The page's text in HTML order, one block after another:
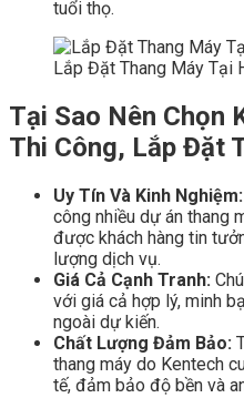
tuổi thọ.
Lắp Đặt Thang Máy Tại
Tại Sao Nên Chọn
Thi Công, Lắp Đặt
Uy Tín Và Kinh Nghiệm:
công nhiều dự án thang
được khách hàng tin
lượng dịch vụ.
Giá Cả Cạnh Tranh:
với giá cả hợp lý, minh
ngoài dự kiến.
Chất Lượng Đảm Bảo:
thang máy do Kentech
tế, đảm bảo độ bền và